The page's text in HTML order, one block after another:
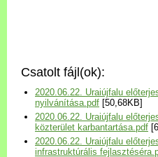
Választási információk
Versenyképes Járások
Program
Csatolt fájl(ok):
2020.06.22. Uraiújfalu
nyilvánítása.pdf [50,68KB]
2020.06.22. Uraiújfalu
közterület karbantartása.pdf
2020.06.22. Uraiújfalu
infrastruktúrális